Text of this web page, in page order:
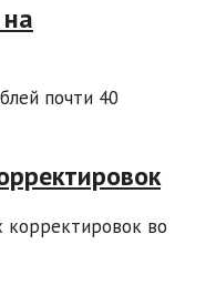
почти 40
корректировок во